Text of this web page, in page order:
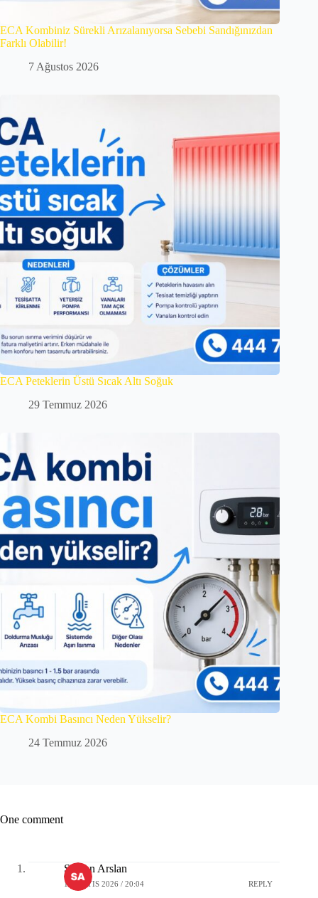
ECA Kombiniz Sürekli Arızalanıyorsa Sebebi Sandığınızdan
Farklı Olabilir!
7 Ağustos 2026
ECA Peteklerin Üstü Sıcak Altı Soğuk
29 Temmuz 2026
ECA Kombi Basıncı Neden Yükselir?
24 Temmuz 2026
One comment
Serkan Arslan
11 MAYIS 2026 / 20:04 REPLY